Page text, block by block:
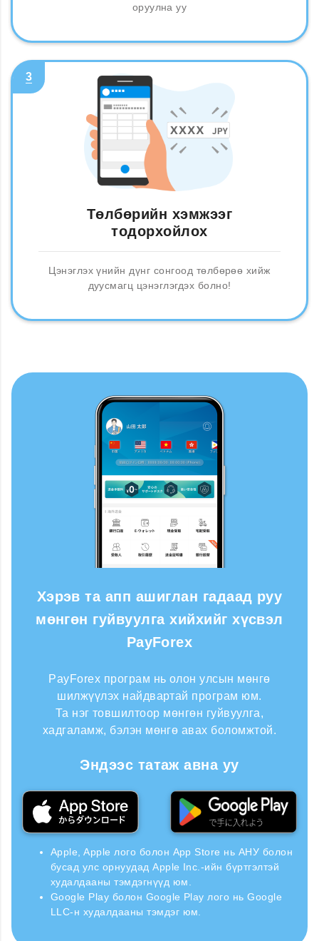
оруулна уу
3
Төлбөрийн хэмжээг
тодорхойлох
Цэнэглэх үнийн дүнг сонгоод төлбөрөө хийж
дуусмагц цэнэглэгдэх болно!
Хэрэв та апп ашиглан гадаад руу
мөнгөн гуйвуулга хийхийг хүсвэл
PayForex
PayForex програм нь олон улсын мөнгө
шилжүүлэх найдвартай програм юм.
Та нэг товшилтоор мөнгөн гуйвуулга,
хадгаламж, бэлэн мөнгө авах боломжтой.
Эндээс татаж авна уу
Apple, Apple лого болон App Store нь АНУ болон
бусад улс орнуудад Apple Inc.-ийн бүртгэлтэй
худалдааны тэмдэгнүүд юм.
Google Play болон Google Play лого нь Google
LLC-н худалдааны тэмдэг юм.